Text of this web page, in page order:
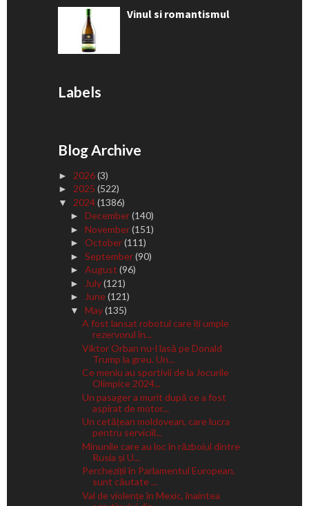
Vinul si romantismul
Labels
Blog Archive
► 2026(3)
► 2025 (522)
▼ 2024(1386)
► December(140)
► November(151)
► October(111)
► September(90)
► August (96)
► July(121)
► June(121)
▼ May(135)
A fost lansat robotul care îți umple
rezervorul în...
Viktor Orban nu-l lasă pe Donald
Trump la greu. Un...
Ce meniu au sportivii de la Jocurile
Olimpice 2024...
Un pasager a murit după ce a fost
aspirat de motor...
Un cetățean moldovean, care lucra
pentru serviciil...
Minunile care au loc în războiul dintre
Rusia și U...
Percheziții în Parlamentul European,
sunt căutate ...
Val de violențe în Mexic, înaintea